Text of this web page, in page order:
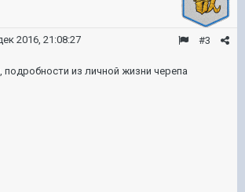
#3
2016, 21:08:27
подробности из личной жизни черепа